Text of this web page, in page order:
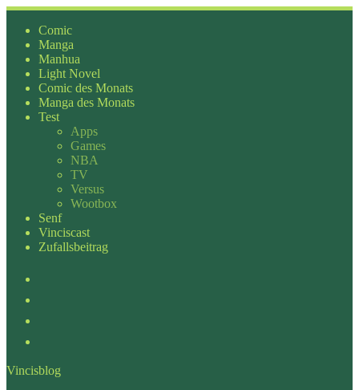
Zum
Inhalt
springen
Comic
Manga
Manhua
Light Novel
Comic des Monats
Manga des Monats
Test
Apps
Games
NBA
TV
Versus
Wootbox
Senf
Vinciscast
Zufallsbeitrag
Vincisblog